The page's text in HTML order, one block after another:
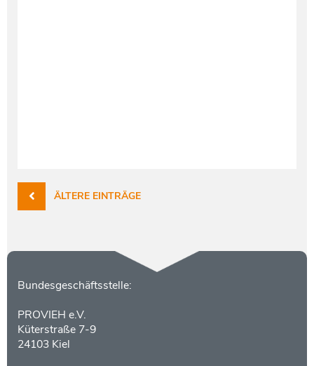
ÄLTERE EINTRÄGE
Kontakt
Bundesgeschäftsstelle:
PROVIEH e.V.
Küterstraße 7-9
24103 Kiel